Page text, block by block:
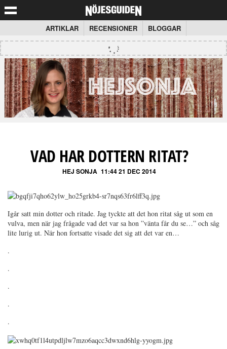
ARTIKLAR RECENSIONER BLOGGAR
VAD HAR DOTTERN RITAT?
HEJ SONJA 11:44 21 DEC 2014
Igår satt min dotter och ritade. Jag tyckte att det hon ritat såg ut som en
vulva, men när jag frågade vad det var sa hon ”vänta får du se…” och såg
lite lurig ut. När hon fortsatte visade det sig att det var en…
.
.
.
.
.